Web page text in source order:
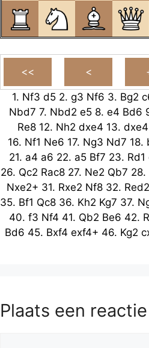
1. Nf3 d5 2. g3 Nf6 3. Bg2
Nbd7 7. Nbd2 e5 8. e4 Bd6
Re8 12. Nh2 dxe4 13. dxe4
16. Nf1 Ne6 17. Ng3 Nd7 18.
21. a4 a6 22. a5 Bf7 23. Rd1
26. Qc2 Rac8 27. Ne2 Qb7 28.
Nxe2+ 31. Rxe2 Nf8 32. Red2
35. Bf1 Qc8 36. Kh2 Kg7 37.
40. f3 Nf4 41. Qb2 Be6 42.
Bd6 45. Bxf4 exf4+ 46. Kg2
Plaats een reactie